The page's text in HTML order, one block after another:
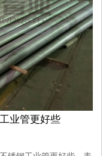
业管更好些